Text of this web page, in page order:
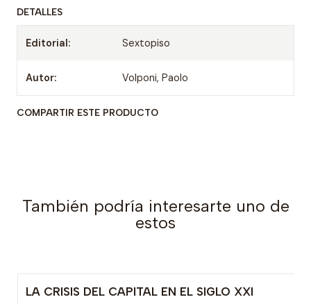
DETALLES
Editorial: Sextopiso
Autor: Volponi, Paolo
COMPARTIR ESTE PRODUCTO
También podría interesarte uno de
estos
Agotado
LA CRISIS DEL CAPITAL EN EL SIGLO XXI